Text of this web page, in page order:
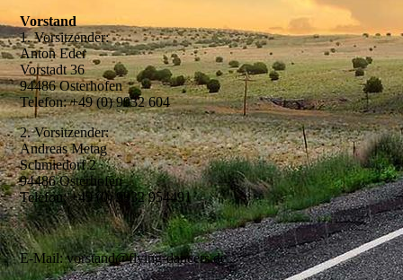
Vorstand
1. Vorsitzender:
Anton Eder
Vorstadt 36
94486 Osterhofen
Telefon: +49 (0) 9932 604
2. Vorsitzender:
Andreas Metag
Schmiedorf 2
94486 Osterhofen
Telefon: +49 (0) 9932 954491
E-Mail: vorstand@flying-dancers.de